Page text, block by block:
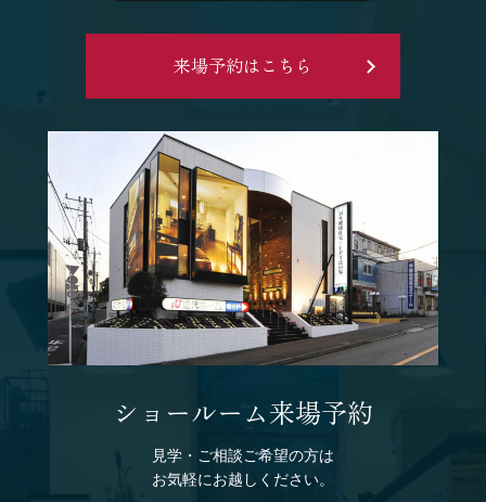
来場予約はこちら
ショールーム来場予約
見学・ご相談ご希望の方は
お気軽にお越しください。